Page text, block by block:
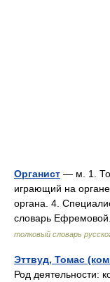
Органист — м. 1.
играющий на
органа. 4.
словарь
толковый словарь
Эттвуд, Томас
Род деятельности: